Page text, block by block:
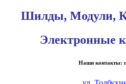
Шилды, Модули,
Электронные
Наши контакты: